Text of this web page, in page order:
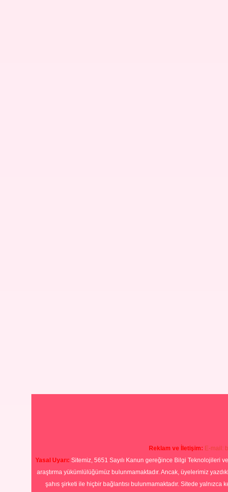
Reklam ve İletişim: E-mail:
Yasal Uyarı: Sitemiz, 5651 Sayılı Kanun gereğince Bilgi Teknolojileri
araştırma yükümlülüğümüz bulunmamaktadır. Ancak, üyelerimiz
şahıs şirketi ile hiçbir bağlantısı bulunmamaktadır. Sitede